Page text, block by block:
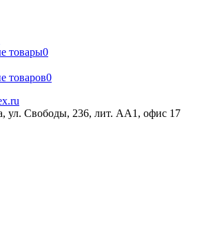
товары0
товаров0
ул. Свободы, 236, лит. АА1, офис 17